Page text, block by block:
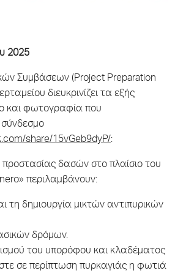
2025
Συμβάσεων (Project Preparation
διευκρινίζει τα εξής
και φωτογραφία που
σύνδεσμο
share/15vGeb9dyP/:
προστασίας δασών στο πλαίσιο του
περιλαμβάνουν:
τη δημιουργία μικτών αντιπυρικών
δρόμων.
του υπορόφου και κλαδέματος
σε περίπτωση πυρκαγιάς η φωτιά